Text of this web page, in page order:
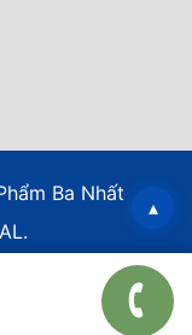
Ba Nhất
▴